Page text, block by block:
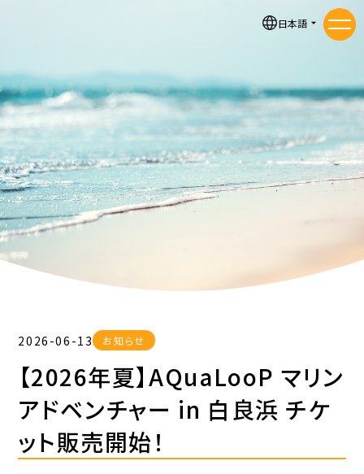
日本語
メ
2026-06-13 お知らせ
【2026年夏】AQuaLooP マリン
アドベンチャー in 白良浜 チケ
ット販売開始！